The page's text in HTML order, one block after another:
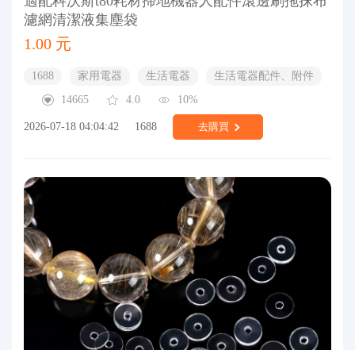
濾網清潔液集塵袋
1.00 元
1688 家用電器 生活電器
生活電器配件、附件
14665
4.0 10%
2026-07-18 04:04:42 1688 去購買